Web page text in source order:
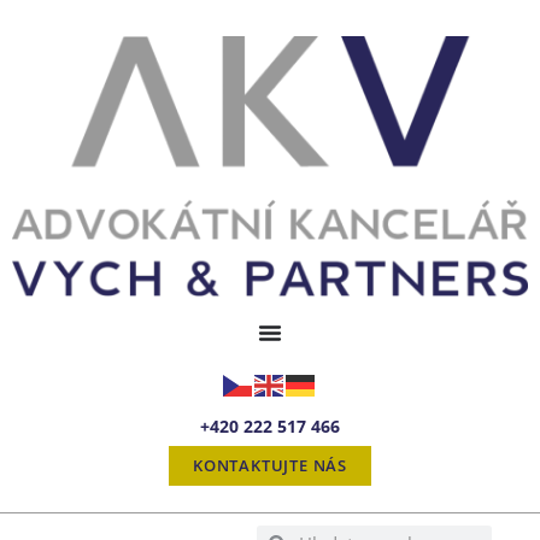
+420 222 517 466
KONTAKTUJTE NÁS